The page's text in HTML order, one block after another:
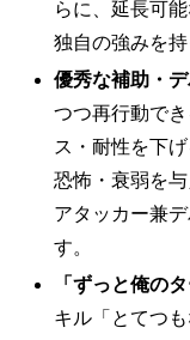
らに、延長可
独自の強みを持
優秀な補助・
つつ再行動で
ス・耐性を下
恐怖・衰弱を
アタッカー兼
す。
「ずっと俺の
キル「とてつ